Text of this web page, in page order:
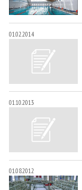
01.02.2014
01.10.2013
01.08.2012